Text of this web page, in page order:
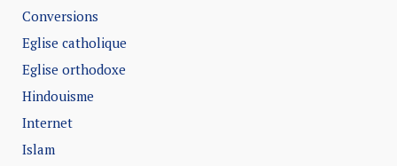
Conversions
Eglise catholique
Eglise orthodoxe
Hindouisme
Internet
Islam